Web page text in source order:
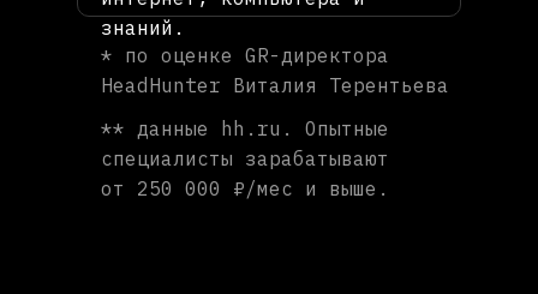
знаний.
* по оценке GR-директора
HeadHunter Виталия Терентьева
** данные hh.ru. Опытные
специалисты зарабатывают
от 250 000 ₽/мес и выше.